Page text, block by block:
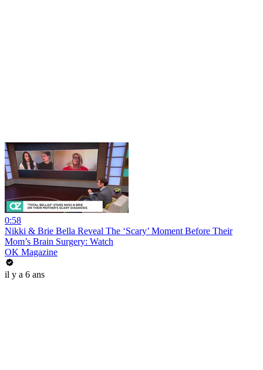
0:58
Nikki & Brie Bella Reveal The ‘Scary’ Moment Before Their
Mom’s Brain Surgery: Watch
OK Magazine
il y a 6 ans